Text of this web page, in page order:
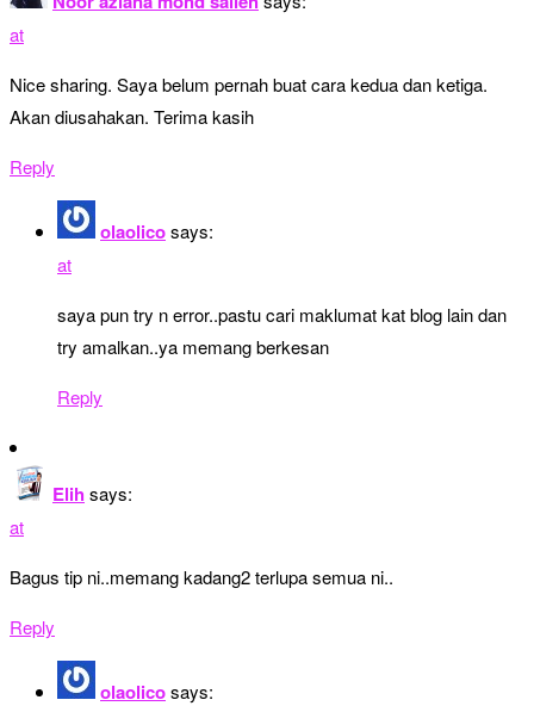
i
o
n
at
Nice sharing. Saya belum pernah buat cara kedua dan ketiga.
Akan diusahakan. Terima kasih
Reply
olaolicosays:
at
saya pun try n error..pastu cari maklumat kat blog lain dan
try amalkan..ya memang berkesan
Reply
Elihsays:
at
Bagus tip ni..memang kadang2 terlupa semua ni..
Reply
olaolicosays: